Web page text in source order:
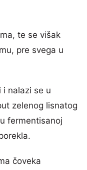
te se višak
pre svega u
i nalazi se u
zelenog lisnatog
fermentisanoj
čoveka